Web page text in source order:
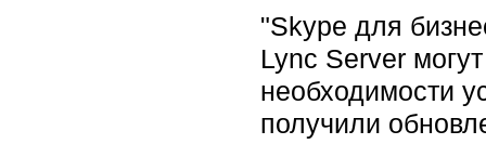
"Skype для
Lync Server
необходимости
получили